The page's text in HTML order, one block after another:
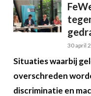
30 april
Situaties waarbij
overschreden
discriminatie en